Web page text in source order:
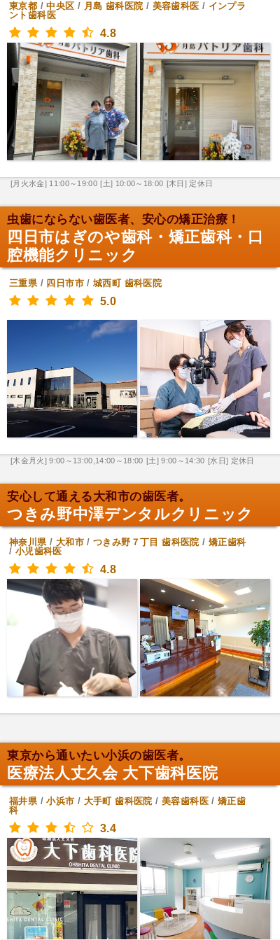
東京都 /中央区 / 月島 歯科医院 / 美容歯科医 / インプラ
ント歯科医
4.8
[月火水金] 11:00～19:00 [土] 10:00～18:00 [木日] 定休日
虫歯にならない歯医者、安心の矯正治療！
四日市はぎのや歯科・矯正歯科・口
腔機能クリニック
三重県/ 四日市市/城西町 歯科医院
5.0
[木金月火] 9:00～13:00,14:00～18:00 [土] 9:00～14:30 [水日] 定休日
安心して通える大和市の歯医者。
つきみ野中澤デンタルクリニック
神奈川県/ 大和市/つきみ野７丁目 歯科医院 / 矯正歯科
/ 小児歯科医
4.8
東京から通いたい小浜の歯医者。
医療法人丈久会 大下歯科医院
福井県/小浜市 / 大手町 歯科医院 / 美容歯科医/矯正歯
科
3.4